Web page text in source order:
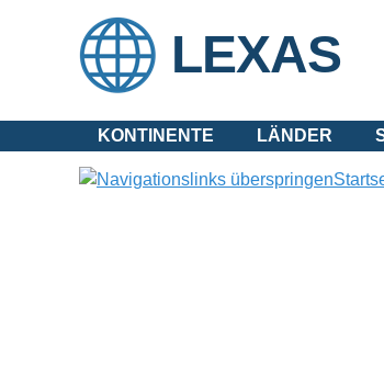
LEXAS
KONTINENTE LÄNDER